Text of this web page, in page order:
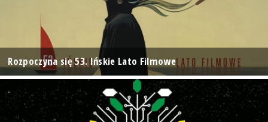
Rozpoczyna się 53. Ińskie Lato Filmowe